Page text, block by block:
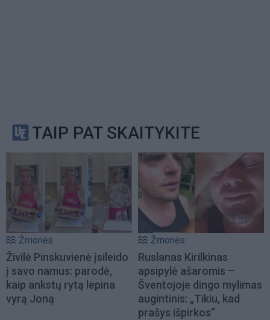
TAIP PAT SKAITYKITE
Žmonės
Živilė Pinskuvienė įsileido
į savo namus: parodė,
kaip ankstų rytą lepina
vyrą Joną
Žmonės
Ruslanas Kirilkinas
apsipylė ašaromis –
Šventojoje dingo mylimas
augintinis: „Tikiu, kad
prašys išpirkos“